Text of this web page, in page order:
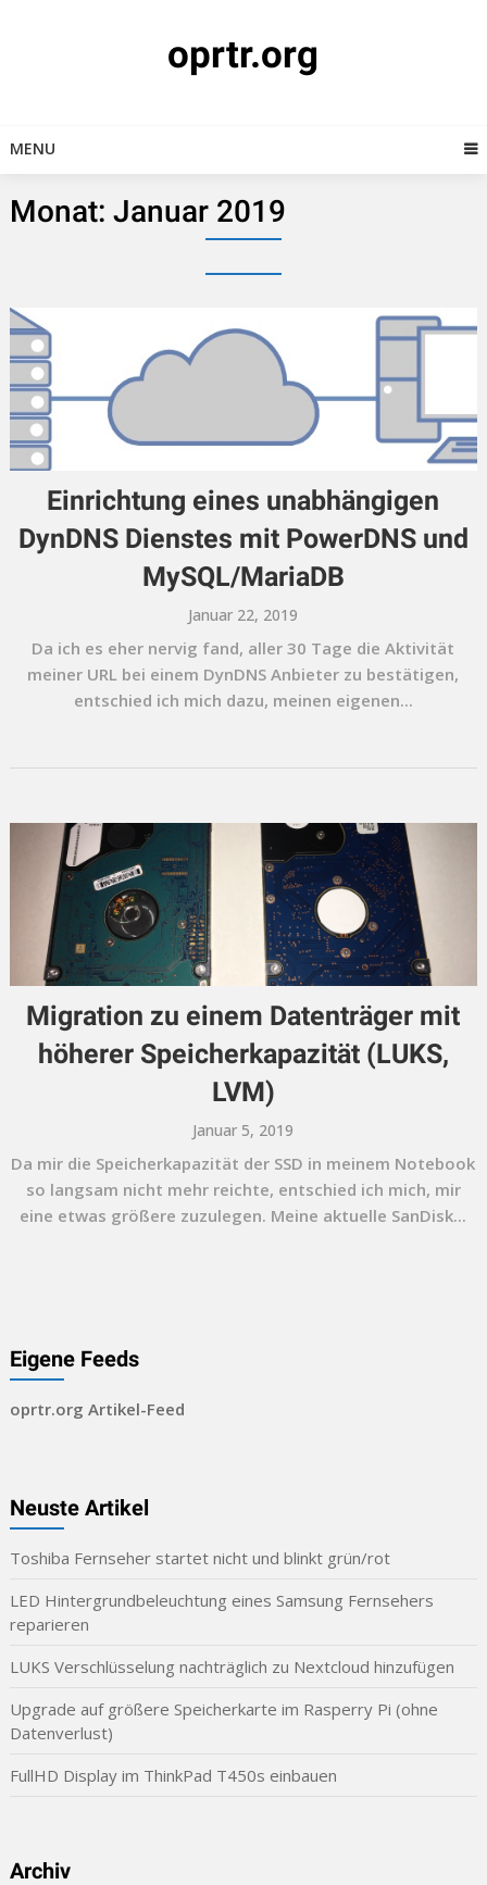
oprtr.org
MENU
Monat: Januar 2019
Einrichtung eines unabhängigen
DynDNS Dienstes mit PowerDNS und
MySQL/MariaDB
Januar 22, 2019
Da ich es eher nervig fand, aller 30 Tage die Aktivität
meiner URL bei einem DynDNS Anbieter zu bestätigen,
entschied ich mich dazu, meinen eigenen...
Migration zu einem Datenträger mit
höherer Speicherkapazität (LUKS,
LVM)
Januar 5, 2019
Da mir die Speicherkapazität der SSD in meinem Notebook
so langsam nicht mehr reichte, entschied ich mich, mir
eine etwas größere zuzulegen. Meine aktuelle SanDisk...
Eigene Feeds
oprtr.org Artikel-Feed
Neuste Artikel
Toshiba Fernseher startet nicht und blinkt grün/rot
LED Hintergrundbeleuchtung eines Samsung Fernsehers
reparieren
LUKS Verschlüsselung nachträglich zu Nextcloud hinzufügen
Upgrade auf größere Speicherkarte im Rasperry Pi (ohne
Datenverlust)
FullHD Display im ThinkPad T450s einbauen
Archiv